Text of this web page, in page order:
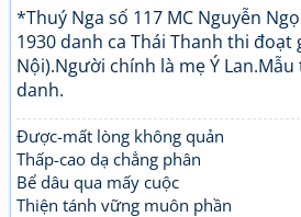
*Thuý Nga số 117 MC Nguyễn
1930 danh ca Thái Thanh thi đoạt
Nội).Người chính là mẹ Ý
danh.
Được-mất lòng không quản
Thấp-cao dạ chẳng phân
Bể dâu qua mấy cuộc
Thiện tánh vững muôn phần